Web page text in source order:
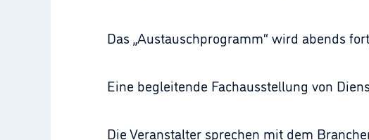
Das „Austauschprogramm“ wird abends
Eine begleitende Fachausstellung von
Die Veranstalter sprechen mit dem